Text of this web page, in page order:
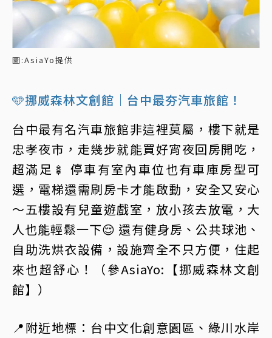
圖:AsiaYo提供
🩵挪威森林文創館｜台中最夯汽車旅館！
台中最有名汽車旅館非這裡莫屬，樓下就是
忠孝夜市，走幾步就能買好宵夜回房開吃，
超滿足🍢 停車有室內車位也有車庫房型可
選，電梯還需刷房卡才能啟動，安全又安心
～五樓設有兒童遊戲室，放小孩去放電，大
人也能輕鬆一下😌 還有健身房、公共球池、
自助洗烘衣設備，設施齊全不只方便，住起
來也超舒心！（參AsiaYo:【挪威森林文創
館】）
📍附近地標：台中文化創意園區、綠川水岸